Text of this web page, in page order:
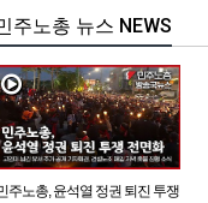
주노총 뉴스 NEWS
주노총, 윤석열 정권 퇴진 투쟁